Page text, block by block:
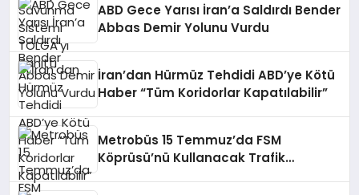
ABD Gece Yarısı İran’a Saldırdı Bender
Abbas Demir Yolunu Vurdu
İran’dan Hürmüz Tehdidi ABD’ye Kötü
Haber “Tüm Koridorlar Kapatılabilir”
Metrobüs 15 Temmuz’da FSM
Köprüsü’nü Kullanacak Trafik